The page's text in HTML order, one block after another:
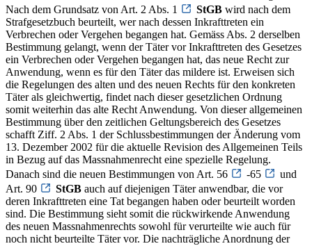
Nach dem Grundsatz von Art. 2 Abs. 1
StGB wird nach dem
Strafgesetzbuch beurteilt, wer nach dessen Inkrafttreten ein
Verbrechen oder Vergehen begangen hat. Gemäss Abs. 2 derselben
Bestimmung gelangt, wenn der Täter vor Inkrafttreten des Gesetzes
ein Verbrechen oder Vergehen begangen hat, das neue Recht zur
Anwendung, wenn es für den Täter das mildere ist. Erweisen sich
die Regelungen des alten und des neuen Rechts für den konkreten
Täter als gleichwertig, findet nach dieser gesetzlichen Ordnung
somit weiterhin das alte Recht Anwendung. Von dieser allgemeinen
Bestimmung über den zeitlichen Geltungsbereich des Gesetzes
schafft Ziff. 2 Abs. 1 der Schlussbestimmungen der Änderung vom
13. Dezember 2002 für die aktuelle Revision des Allgemeinen Teils
in Bezug auf das Massnahmenrecht eine spezielle Regelung.
Danach sind die neuen Bestimmungen von Art. 56
-65
und
Art. 90
StGB auch auf diejenigen Täter anwendbar, die vor
deren Inkrafttreten eine Tat begangen haben oder beurteilt worden
sind. Die Bestimmung sieht somit die rückwirkende Anwendung
des neuen Massnahmenrechts sowohl für verurteilte wie auch für
noch nicht beurteilte Täter vor. Die nachträgliche Anordnung der